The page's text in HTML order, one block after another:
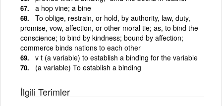
a hop vine; a bine
To oblige, restrain, or hold, by authority, law, duty,
promise, vow, affection, or other moral tie; as, to bind the
conscience; to bind by kindness; bound by affection;
commerce binds nations to each other
v t (a variable) to establish a binding for the variable
(a variable) To establish a binding
İlgili Terimler